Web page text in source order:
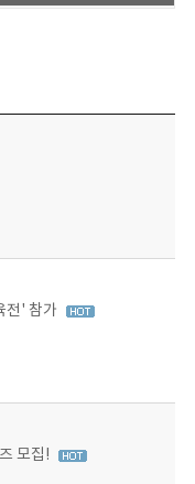
전' 참가
모집!